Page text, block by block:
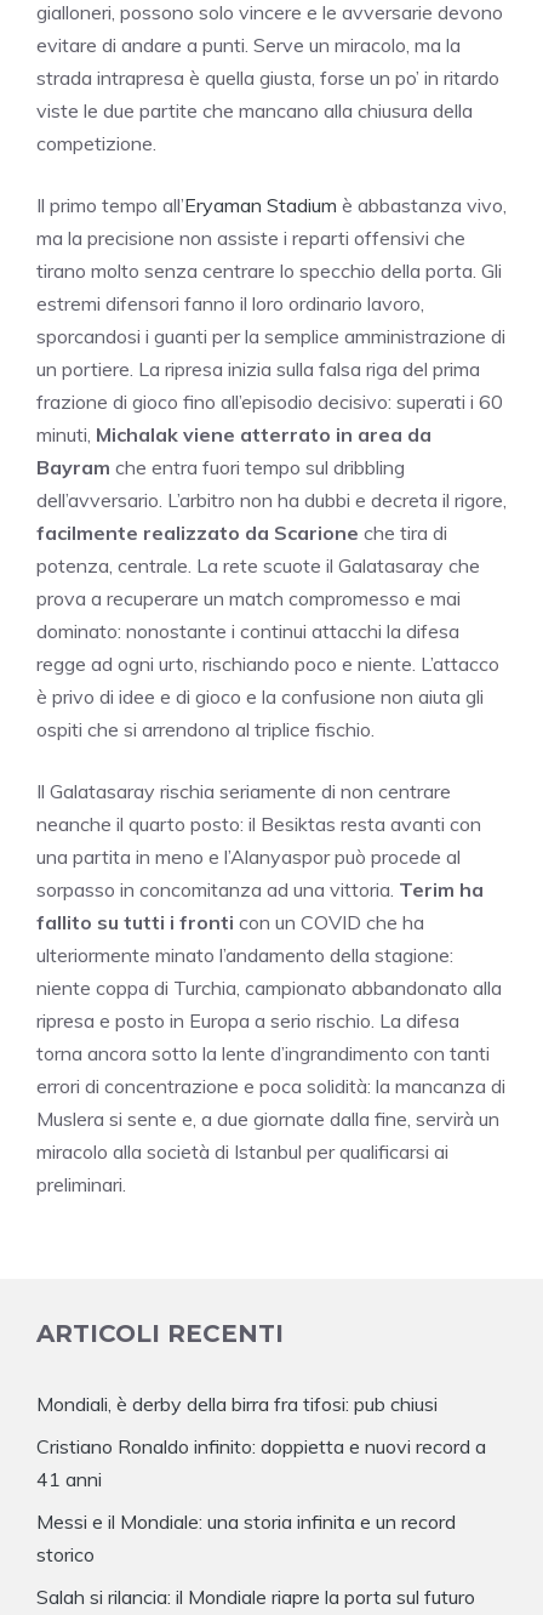
gialloneri, possono solo vincere e le avversarie devono
evitare di andare a punti. Serve un miracolo, ma la
strada intrapresa è quella giusta, forse un po’ in ritardo
viste le due partite che mancano alla chiusura della
competizione.
Il primo tempo all’Eryaman Stadium è abbastanza vivo,
ma la precisione non assiste i reparti offensivi che
tirano molto senza centrare lo specchio della porta. Gli
estremi difensori fanno il loro ordinario lavoro,
sporcandosi i guanti per la semplice amministrazione di
un portiere. La ripresa inizia sulla falsa riga del prima
frazione di gioco fino all’episodio decisivo: superati i 60
minuti, Michalak viene atterrato in area da
Bayram che entra fuori tempo sul dribbling
dell’avversario. L’arbitro non ha dubbi e decreta il rigore,
facilmente realizzato da Scarione che tira di
potenza, centrale. La rete scuote il Galatasaray che
prova a recuperare un match compromesso e mai
dominato: nonostante i continui attacchi la difesa
regge ad ogni urto, rischiando poco e niente. L’attacco
è privo di idee e di gioco e la confusione non aiuta gli
ospiti che si arrendono al triplice fischio.
Il Galatasaray rischia seriamente di non centrare
neanche il quarto posto: il Besiktas resta avanti con
una partita in meno e l’Alanyaspor può procede al
sorpasso in concomitanza ad una vittoria. Terim ha
fallito su tutti i fronti con un COVID che ha
ulteriormente minato l’andamento della stagione:
niente coppa di Turchia, campionato abbandonato alla
ripresa e posto in Europa a serio rischio. La difesa
torna ancora sotto la lente d’ingrandimento con tanti
errori di concentrazione e poca solidità: la mancanza di
Muslera si sente e, a due giornate dalla fine, servirà un
miracolo alla società di Istanbul per qualificarsi ai
preliminari.
ARTICOLI RECENTI
Mondiali, è derby della birra fra tifosi: pub chiusi
Cristiano Ronaldo infinito: doppietta e nuovi record a
41 anni
Messi e il Mondiale: una storia infinita e un record
storico
Salah si rilancia: il Mondiale riapre la porta sul futuro